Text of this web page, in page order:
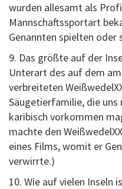
wurden allesamt als
Mannschaftssportart
Genannten spielten oder
9. Das größte auf der
Unterart des auf dem
verbreiteten
Säugetierfamilie, die
karibisch vorkommen
machte den
eines Films, womit er
verwirrte.)
10. Wie auf vielen Inseln